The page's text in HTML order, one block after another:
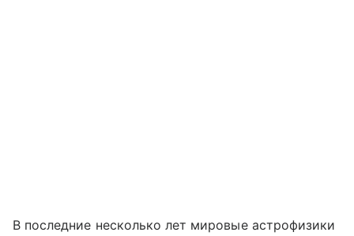
В последние несколько лет мировые астрофизики